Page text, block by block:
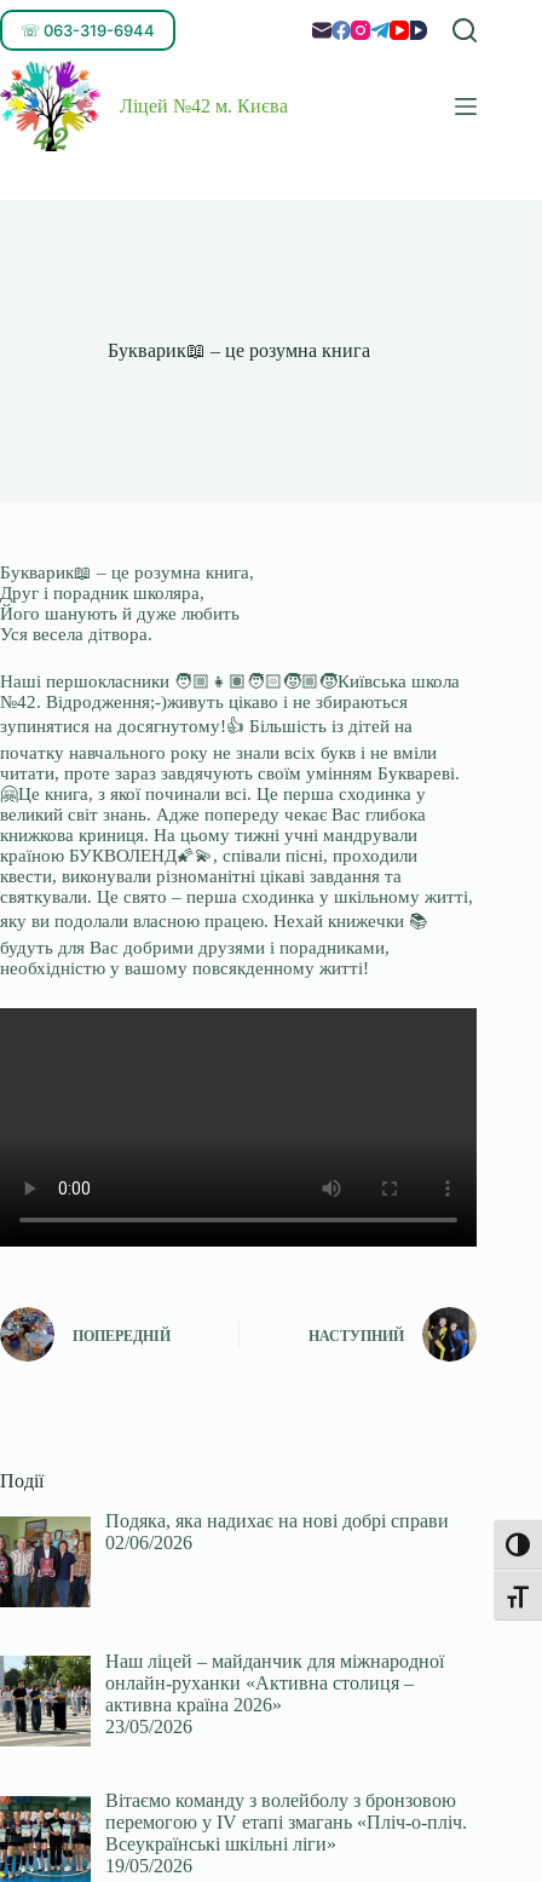
☏ 063-319-6944
Ліцей №42 м. Києва
Букварик📖 – це розумна книга
Букварик📖 – це розумна книга,
Друг і порадник школяра,
Його шанують й дуже любить
Уся весела дітвора.
Наші першокласники 🧑🏼👧🏽🧑🏻🧒🏼🧒Київська школа
№42. Відродження;-)живуть цікаво і не збираються
зупинятися на досягнутому!👍 Більшість із дітей на
початку навчального року не знали всіх букв і не вміли
читати, проте зараз завдячують своїм умінням Буквареві.
🤗Це книга, з якої починали всі. Це перша сходинка у
великий світ знань. Адже попереду чекає Вас глибока
книжкова криниця. На цьому тижні учні мандрували
країною БУКВОЛЕНД🌠💫, співали пісні, проходили
квести, виконували різноманітні цікаві завдання та
святкували. Це свято – перша сходинка у шкільному житті,
яку ви подолали власною працею. Нехай книжечки 📚
будуть для Вас добрими друзями і порадниками,
необхідністю у вашому повсякденному житті!
ПОПЕРЕДНІЙ НАСТУПНИЙ
Події
Подяка, яка надихає на нові добрі справи
02/06/2026
Наш ліцей – майданчик для міжнародної
онлайн-руханки «Активна столиця –
активна країна 2026»
23/05/2026
Вітаємо команду з волейболу з бронзовою
перемогою у ІV етапі змагань «Пліч-о-пліч.
Всеукраїнські шкільні ліги»
19/05/2026